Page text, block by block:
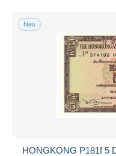
Neu
HONGKONG P181f 5